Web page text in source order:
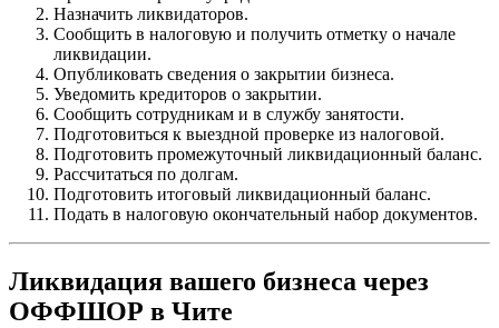
Назначить ликвидаторов.
Сообщить в налоговую и получить отметку о начале
ликвидации.
Опубликовать сведения о закрытии бизнеса.
Уведомить кредиторов о закрытии.
Сообщить сотрудникам и в службу занятости.
Подготовиться к выездной проверке из налоговой.
Подготовить промежуточный ликвидационный баланс.
Рассчитаться по долгам.
Подготовить итоговый ликвидационный баланс.
Подать в налоговую окончательный набор документов.
Ликвидация вашего бизнеса через
ОФФШОР в Чите